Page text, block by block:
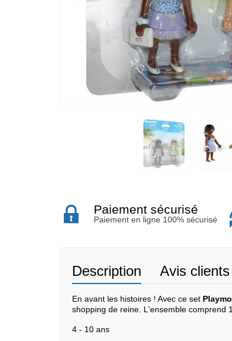
Paiement sécurisé
Paiement en ligne 100% sécurisé
Description Avis clients
En avant les histoires ! Avec ce set
shopping de reine. L'ensemble comprend
4 - 10 ans